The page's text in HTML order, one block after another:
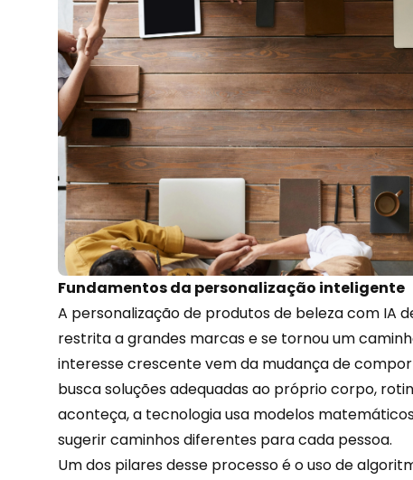
Fundamentos da personalização inteligente
A personalização de produtos de beleza com IA
restrita a grandes marcas e se tornou um
interesse crescente vem da mudança de
busca soluções adequadas ao próprio corpo,
aconteça, a tecnologiausa modelos
sugerir caminhos diferentes para cada pessoa.
Um dos pilares desse processo é o uso de